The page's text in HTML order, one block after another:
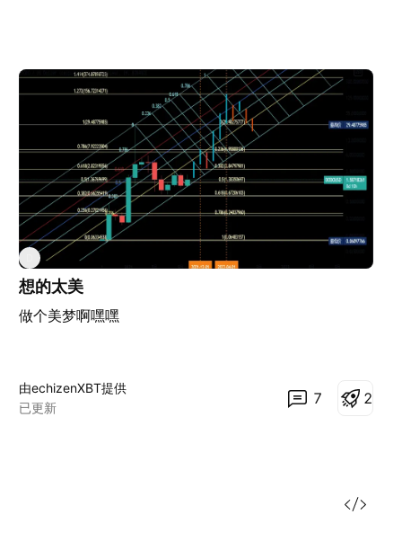
想的太美
做个美梦啊嘿嘿
由echizenXBT提供
已更新
7 2